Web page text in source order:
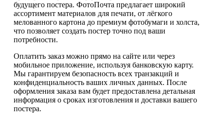
будущего постера. ФотоПочта предлагает широкий
ассортимент материалов для печати, от лёгкого
мелованного картона до премиум фотобумаги и холста,
что позволяет создать постер точно под ваши
потребности.
Оплатить заказ можно прямо на сайте или через
мобильное приложение, используя банковскую карту.
Мы гарантируем безопасность всех транзакций и
конфиденциальность ваших личных данных. После
оформления заказа вам будет предоставлена детальная
информация о сроках изготовления и доставки вашего
постера.